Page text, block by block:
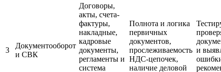
3
Документооборот
и СВК
Договоры,
акты, счета-
фактуры,
накладные,
кадровые
документы,
регламенты и
система
Полнота и логика
первичных
документов,
прослеживаемость
НДС-цепочек,
наличие деловой
и